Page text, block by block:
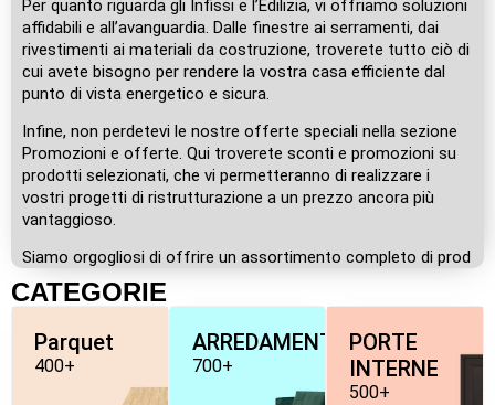
Per quanto riguarda gli Infissi e l’Edilizia, vi offriamo soluzioni
affidabili e all’avanguardia. Dalle finestre ai serramenti, dai
rivestimenti ai materiali da costruzione, troverete tutto ciò di
cui avete bisogno per rendere la vostra casa efficiente dal
punto di vista energetico e sicura.
Infine, non perdetevi le nostre offerte speciali nella sezione
Promozioni e offerte. Qui troverete sconti e promozioni su
prodotti selezionati, che vi permetteranno di realizzare i
vostri progetti di ristrutturazione a un prezzo ancora più
vantaggioso.
Siamo orgogliosi di offrire un assortimento completo di prod
CATEGORIE
Parquet
400+
ARREDAMENTO
700+
PORTE
INTERNE
500+